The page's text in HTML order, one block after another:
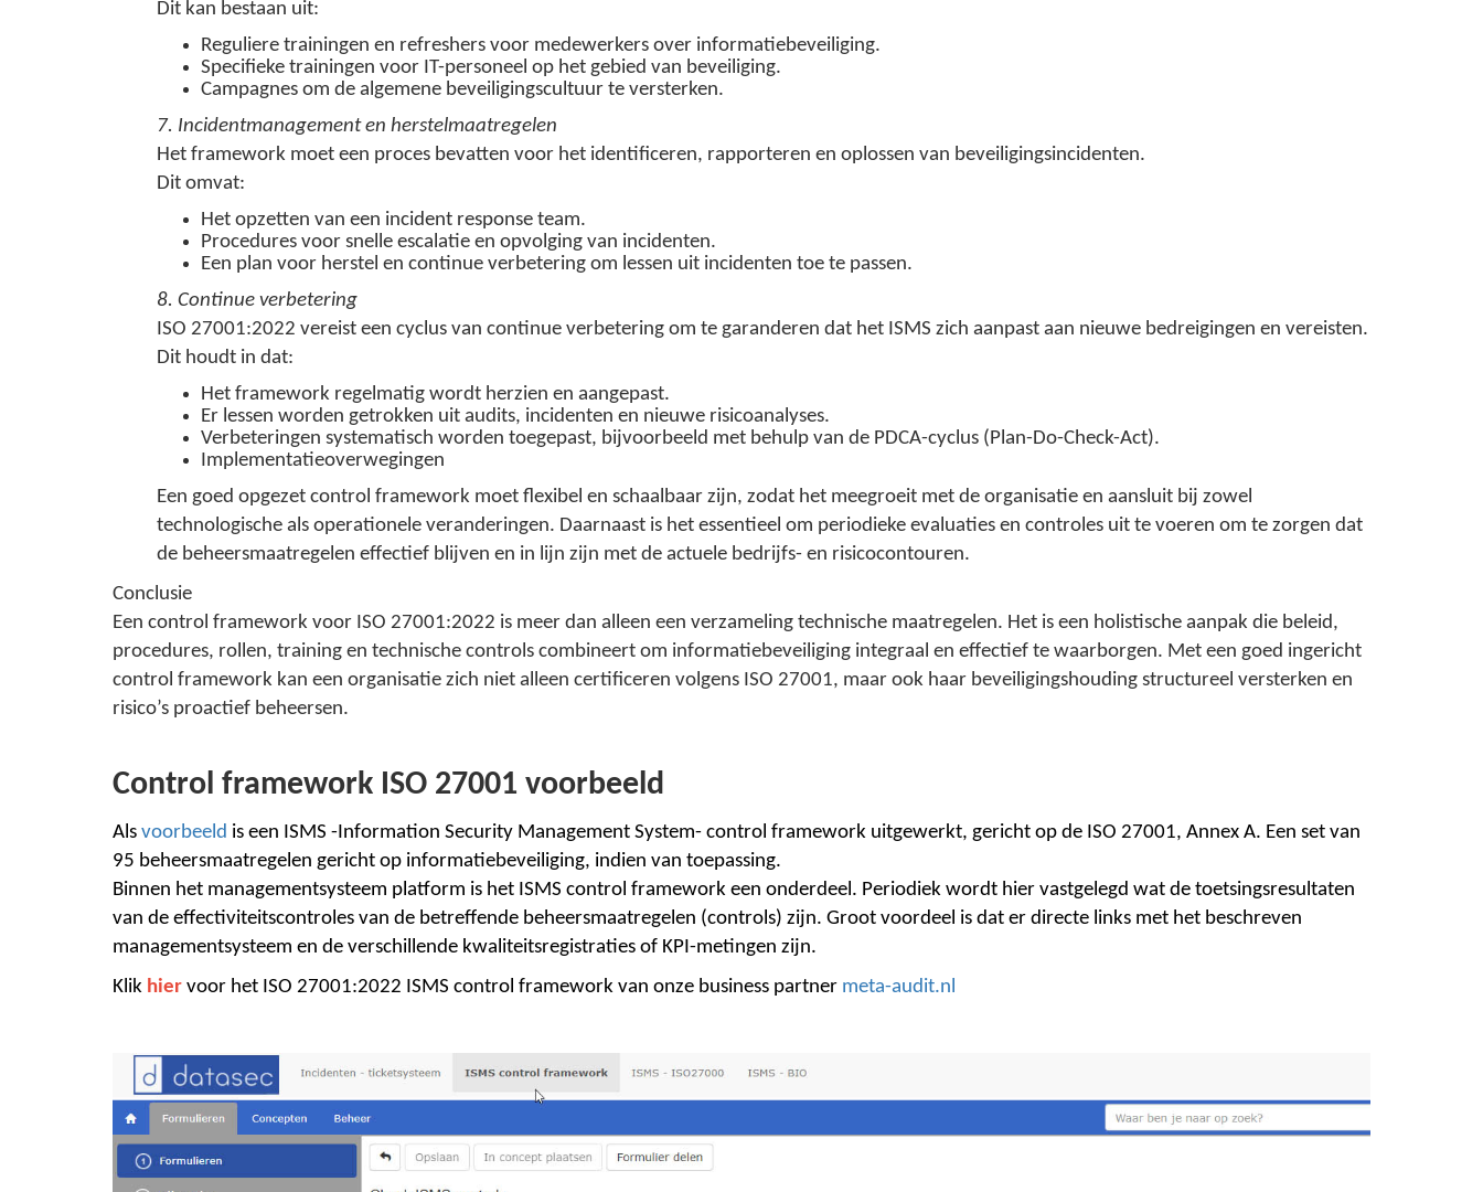
Dit kan bestaan uit:
Reguliere trainingen en refreshers voor medewerkers over informatiebeveiliging.
Specifieke trainingen voor IT-personeel op het gebied van beveiliging.
Campagnes om de algemene beveiligingscultuur te versterken.
7. Incidentmanagement en herstelmaatregelen
Het framework moet een proces bevatten voor het identificeren, rapporteren en oplossen van beveiligingsincidenten.
Dit omvat:
Het opzetten van een incident response team.
Procedures voor snelle escalatie en opvolging van incidenten.
Een plan voor herstel en continue verbetering om lessen uit incidenten toe te passen.
8. Continue verbetering
ISO 27001:2022 vereist een cyclus van continue verbetering om te garanderen dat het ISMS zich aanpast aan nieuwe bedreigingen en vereisten.
Dit houdt in dat:
Het framework regelmatig wordt herzien en aangepast.
Er lessen worden getrokken uit audits, incidenten en nieuwe risicoanalyses.
Verbeteringen systematisch worden toegepast, bijvoorbeeld met behulp van de PDCA-cyclus (Plan-Do-Check-Act).
Implementatieoverwegingen
Een goed opgezet control framework moet flexibel en schaalbaar zijn, zodat het meegroeit met de organisatie en aansluit bij zowel
technologische als operationele veranderingen. Daarnaast is het essentieel om periodieke evaluaties en controles uit te voeren om te zorgen dat
de beheersmaatregelen effectief blijven en in lijn zijn met de actuele bedrijfs- en risicocontouren.
Conclusie
Een control framework voor ISO 27001:2022 is meer dan alleen een verzameling technische maatregelen. Het is een holistische aanpak die beleid,
procedures, rollen, training en technische controls combineert om informatiebeveiliging integraal en effectief te waarborgen. Met een goed ingericht
control framework kan een organisatie zich niet alleen certificeren volgens ISO 27001, maar ook haar beveiligingshouding structureel versterken en
risico’s proactief beheersen.
Control framework ISO 27001 voorbeeld
Als voorbeeld is een ISMS -Information Security Management System- control framework uitgewerkt, gericht op de ISO 27001, Annex A. Een set van
95 beheersmaatregelen gericht op informatiebeveiliging, indien van toepassing.
Binnen het managementsysteem platform is het ISMS control framework een onderdeel. Periodiek wordt hier vastgelegd wat de toetsingsresultaten
van de effectiviteitscontroles van de betreffende beheersmaatregelen (controls) zijn. Groot voordeel is dat er directe links met het beschreven
managementsysteem en de verschillende kwaliteitsregistraties of KPI-metingen zijn.
Klik hier voor het ISO 27001:2022 ISMS control framework van onze business partner meta-audit.nl